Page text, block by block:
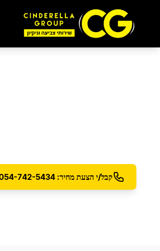
קבל/י הצעת מחיר: 054-742-5434